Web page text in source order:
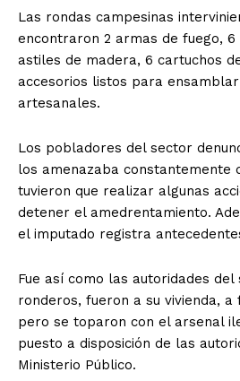
Las rondas campesinas
encontraron 2 armas de fuego, 6
astiles de madera, 6 cartuchos
accesorios listos para
artesanales.
Los pobladores del sector
los amenazaba constantemente
tuvieron que realizar algunas
detener el amedrentamiento.
el imputado registra
Fue así como las autoridades
ronderos, fueron a su vivienda,
pero se toparon con el arsenal
puesto a disposición de las
Ministerio Público.